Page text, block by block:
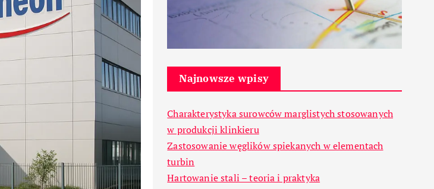
Najnowsze wpisy
Charakterystyka surowców marglistych stosowanych
w produkcji klinkieru
Zastosowanie węglików spiekanych w elementach
turbin
Hartowanie stali – teoria i praktyka